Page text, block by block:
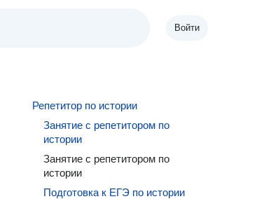
Войти
Репетитор по истории
Занятие с репетитором по
истории
Занятие с репетитором по
истории
Подготовка к ЕГЭ по истории